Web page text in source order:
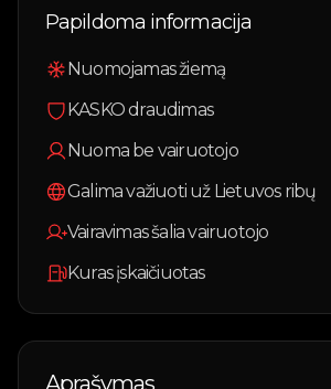
Papildoma informacija
Nuomojamas žiemą
KASKO draudimas
Nuoma be vairuotojo
Galima važiuoti už Lietuvos ribų
Vairavimas šalia vairuotojo
Kuras įskaičiuotas
Aprašymas